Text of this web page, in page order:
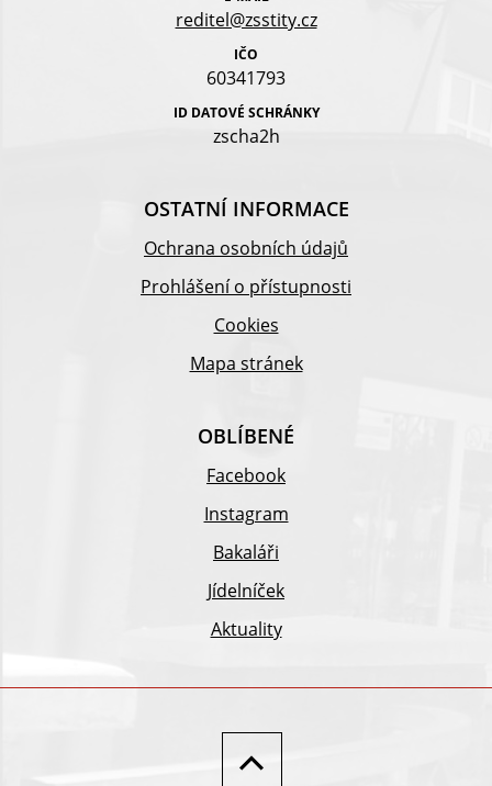
reditel@zsstity.cz
IČO
60341793
ID DATOVÉ SCHRÁNKY
zscha2h
OSTATNÍ INFORMACE
Ochrana osobních údajů
Prohlášení o přístupnosti
Cookies
Mapa stránek
OBLÍBENÉ
Facebook
Instagram
Bakaláři
Jídelníček
Aktuality